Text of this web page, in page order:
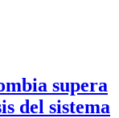
supera
del sistema